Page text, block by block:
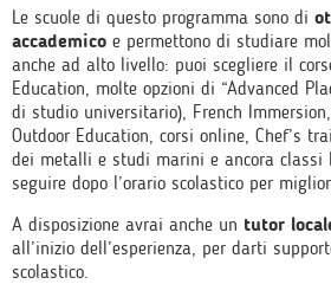
Le scuole di questo programma sono di
accademico e permettono di studiare
anche ad alto livello: puoi scegliere il
Education, molte opzioni di “Advanced
di studio universitario), French
Outdoor Education, corsi online, Chef’s
dei metalli e studi marini e ancora classi
seguire dopo l’orario scolastico per
A disposizione avrai anche un tutor
all’inizio dell’esperienza, per darti
scolastico.